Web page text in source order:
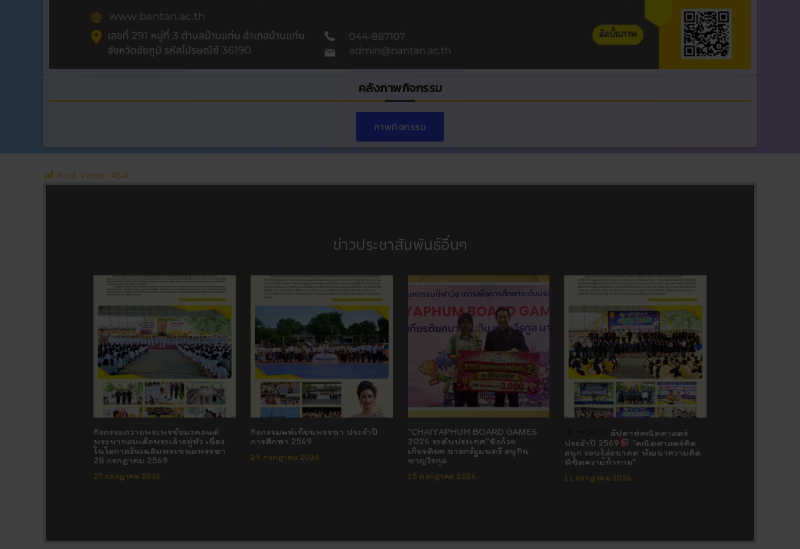
คลังภาพกิจกรรม
ภาพกิจกรรม
Post Views: 464
ข่าวประชาสัมพันธ์อื่นๆ
กิจกรรมถวายพระพรชัยมงคลแด่
พระบาทสมเด็จพระเจ้าอยู่หัว เนื่อง
ในโอกาสวันเฉลิมพระชนมพรรษา
28 กรกฎาคม 2569
27 กรกฎาคม 2026
กิจกรรมแห่เทียนพรรษา ประจำปี
การศึกษา 2569
24 กรกฎาคม 2026
“CHAIYAPHUM BOARD GAMES
2026 ระดับประเทศ”ชิงถ้วย
เกียรติยศ นายกรัฐมนตรี อนุทิน
ชาญวีรกูล
15 กรกฎาคม 2026
สัปดาห์คณิตศาสตร์
ประจำปี 2569
“คณิตศาสตร์คิด
สนุก รอบรู้สู่อนาคต พัฒนาความคิด
พิชิตความท้าทาย”
11 กรกฎาคม 2026